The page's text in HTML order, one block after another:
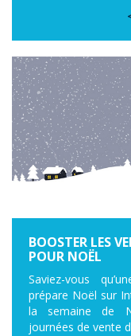
BOOSTER LES
POUR NOËL
Saviez-vous
prépare Noël sur
la semaine de
journées de vente